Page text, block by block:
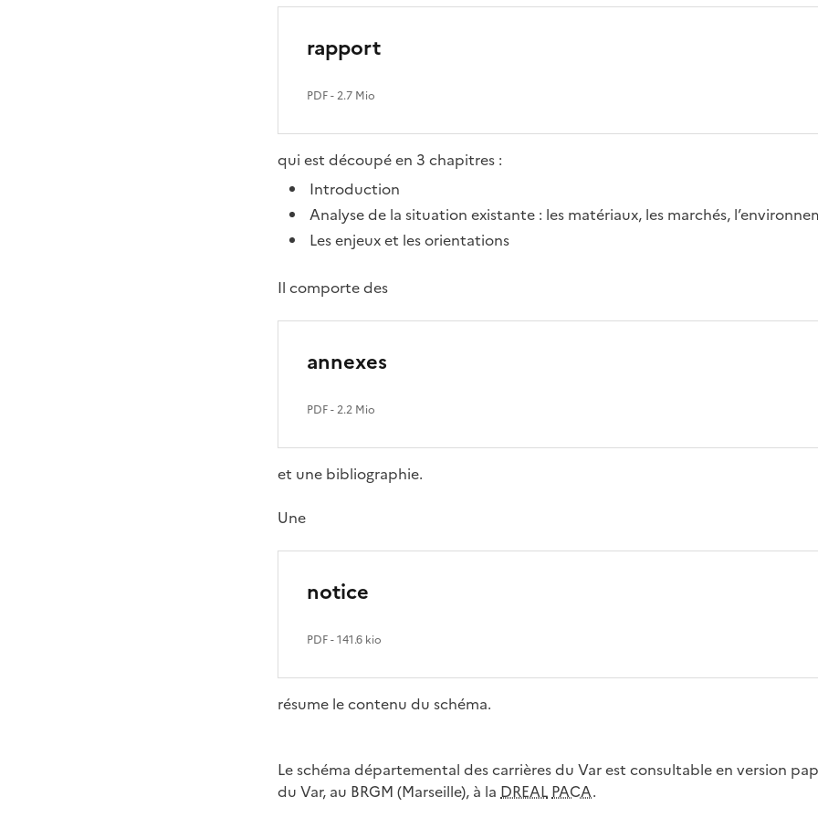
rapport
PDF- 2.7 Mio
qui est découpé en 3 chapitres :
Introduction
Analyse de la situation existante : les matériaux, les marchés,
Les enjeux et les orientations
Il comporte des
annexes
PDF- 2.2 Mio
et une bibliographie.
Une
notice
PDF- 141.6 kio
résume le contenu du schéma.
Le schéma départemental des carrières du Var est consultable en version
du Var, au BRGM (Marseille), à la DREAL PACA.